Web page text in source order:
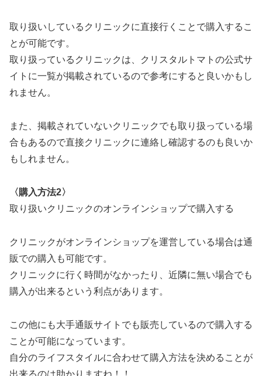
取り扱いしているクリニックに直接行くことで購入するこ
とが可能です。
取り扱っているクリニックは、クリスタルトマトの公式サ
イトに一覧が掲載されているので参考にすると良いかもし
れません。
また、掲載されていないクリニックでも取り扱っている場
合もあるので直接クリニックに連絡し確認するのも良いか
もしれません。
〈購入方法2〉
取り扱いクリニックのオンラインショップで購入する
クリニックがオンラインショップを運営している場合は通
販での購入も可能です。
クリニックに行く時間がなかったり、近隣に無い場合でも
購入が出来るという利点があります。
この他にも大手通販サイトでも販売しているので購入する
ことが可能になっています。
自分のライフスタイルに合わせて購入方法を決めることが
出来るのは助かりますね！！